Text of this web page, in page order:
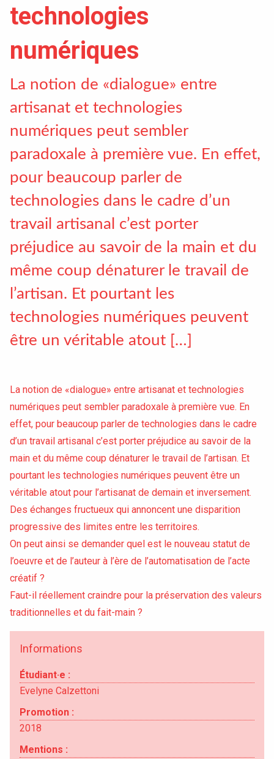
International
Erasmus
Accueil des étrangers
Partir à l’étranger
Diplômes
Conventions et partenariats
Universités
Écoles d’Enseignement Supérieur
Entreprises et Institutions
Instagram
Accéder au site officiel de l'école
technologies
numériques
La notion de «dialogue» entre
artisanat et technologies
numériques peut sembler
paradoxale à première vue. En effet,
pour beaucoup parler de
technologies dans le cadre d’un
travail artisanal c’est porter
préjudice au savoir de la main et du
même coup dénaturer le travail de
l’artisan. Et pourtant les
technologies numériques peuvent
être un véritable atout […]
La notion de «dialogue» entre artisanat et technologies
numériques peut sembler paradoxale à première vue. En
effet, pour beaucoup parler de technologies dans le cadre
d’un travail artisanal c’est porter préjudice au savoir de la
main et du même coup dénaturer le travail de l’artisan. Et
pourtant les technologies numériques peuvent être un
véritable atout pour l’artisanat de demain et inversement.
Des échanges fructueux qui annoncent une disparition
progressive des limites entre les territoires.
On peut ainsi se demander quel est le nouveau statut de
l’oeuvre et de l’auteur à l’ère de l’automatisation de l’acte
créatif ?
Faut-il réellement craindre pour la préservation des valeurs
traditionnelles et du fait-main ?
Informations
Étudiant·e :
Evelyne Calzettoni
Promotion :
2018
Mentions :